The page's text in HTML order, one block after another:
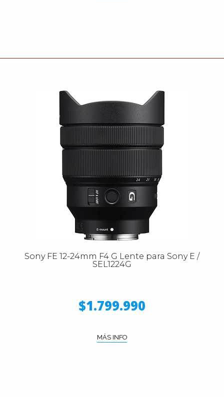
Sony FE 12-24mm F4 G Lente para Sony E /
SEL1224G
$1.799.990
MÁS INFO